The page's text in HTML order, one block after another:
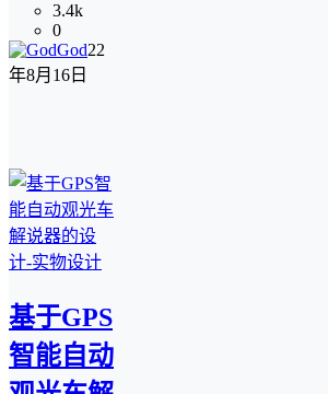
3.4k
0
God22
年8月16日
基于GPS
智能自动